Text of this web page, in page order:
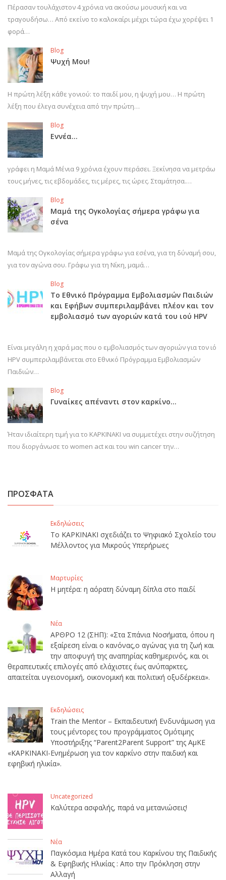
Πέρασαν τουλάχιστον 4 χρόνια να ακούσω μουσική και να
τραγουδήσω… Από εκείνο το καλοκαίρι μέχρι τώρα έχω χορέψει 1
φορά…
Blog
Ψυχή Μου!
Η πρώτη λέξη κάθε γονιού: το παιδί μου, η ψυχή μου… Η πρώτη
λέξη που έλεγα συνέχεια από την πρώτη…
Blog
Εννέα…
γράφει η Μαμά Μένια 9 χρόνια έχουν περάσει. Ξεκίνησα να μετράω
τους μήνες, τις εβδομάδες, τις μέρες, τις ώρες. Σταμάτησα.…
Blog
Μαμά της Ογκολογίας σήμερα γράφω για
σένα
Μαμά της Ογκολογίας σήμερα γράφω για εσένα, για τη δύναμή σου,
για τον αγώνα σου. Γράφω για τη Νίκη, μαμά…
Blog
Το Εθνικό Πρόγραμμα Εμβολιασμών Παιδιών
και Εφήβων συμπεριλαμβάνει πλέον και τον
εμβολιασμό των αγοριών κατά του ιού HPV
Είναι μεγάλη η χαρά μας που ο εμβολιασμός των αγοριών για τον ιό
HPV συμπεριλαμβάνεται στο Εθνικό Πρόγραμμα Εμβολιασμών
Παιδιών…
Blog
Γυναίκες απέναντι στον καρκίνο…
Ήταν ιδιαίτερη τιμή για το ΚΑΡΚΙΝΑΚΙ να συμμετέχει στην συζήτηση
που διοργάνωσε το women act και του win cancer την…
ΠΡΟΣΦΑΤΑ
Εκδηλώσεις
Το ΚΑΡΚΙΝΑΚΙ σχεδιάζει το Ψηφιακό Σχολείο του
Μέλλοντος για Μικρούς Υπερήρωες
Μαρτυρίες
Η μητέρα: η αόρατη δύναμη δίπλα στο παιδί
Νέα
ΑΡΘΡΟ 12 (ΣΗΠ): «Στα Σπάνια Νοσήματα, όπου η
εξαίρεση είναι ο κανόνας,ο αγώνας για τη ζωή και
την αποφυγή της αναπηρίας καθημερινός, και οι
θεραπευτικές επιλογές από ελάχιστες έως ανύπαρκτες,
απαιτείται υγειονομική, οικονομική και πολιτική οξυδέρκεια».
Εκδηλώσεις
Train the Mentor – Εκπαιδευτική Ενδυνάμωση για
τους μέντορες του προγράμματος Ομότιμης
Υποστήριξης “Parent2Parent Support” της ΑμΚΕ
«ΚΑΡΚΙΝΑΚΙ-Ενημέρωση για τον καρκίνο στην παιδική και
εφηβική ηλικία».
Uncategorized
Καλύτερα ασφαλής, παρά να μετανιώσεις!
Νέα
Παγκόσμια Ημέρα Κατά του Καρκίνου της Παιδικής
& Εφηβικής Ηλικίας : Απο την Πρόκληση στην
Αλλαγή